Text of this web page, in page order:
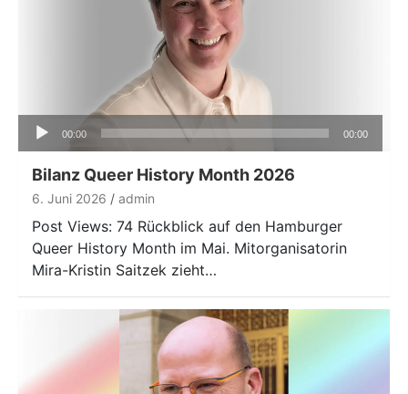
Audio-
00:00 00:00
Bilanz Queer History Month 2026
6. Juni 2026 admin
Post Views: 74 Rückblick auf den Hamburger
Queer History Month im Mai. Mitorganisatorin
Mira-Kristin Saitzek zieht…